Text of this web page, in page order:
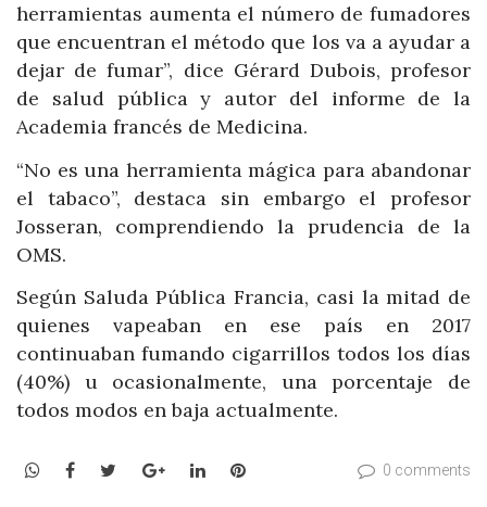
herramientas aumenta el número de fumadores
que encuentran el método que los va a ayudar a
dejar de fumar”, dice Gérard Dubois, profesor
de salud pública y autor del informe de la
Academia francés de Medicina.
“No es una herramienta mágica para abandonar
el tabaco”, destaca sin embargo el profesor
Josseran, comprendiendo la prudencia de la
OMS.
Según Saluda Pública Francia, casi la mitad de
quienes vapeaban en ese país en 2017
continuaban fumando cigarrillos todos los días
(40%) u ocasionalmente, una porcentaje de
todos modos en baja actualmente.
WhatsApp
Facebook
TwitterGoogle+LinkedInPinterest 0 comments